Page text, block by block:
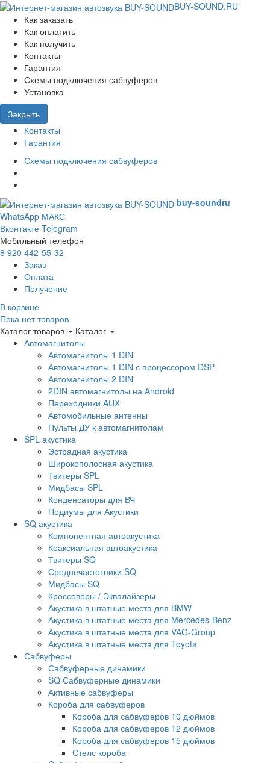
BUY-SOUND.RU
Как заказать
Как оплатить
Как получить
Контакты
Гарантия
Схемы подключения сабвуферов
Установка
Закрыть
Контакты
Гарантия
Схемы подключения сабвуферов
buy-soundru
WhatsApp МАКС
Вконтакте Telegram
Мобильный телефон
8 920 442-55-32
Заказ
Оплата
Получение
В корзине
Пока нет товаров
Каталог товаров
Каталог
Автомагнитолы
Автомагнитолы 1 DIN
Автомагнитолы 1 DIN с процессором DSP
Автомагнитолы 2 DIN
2DIN автомагнитолы на Android
Переходники AUX
Автомобильные антенны
Пульты ДУ к автомагнитолам
SPL акустика
Эстрадная акустика
Широкополосная акустика
Твитеры SPL
Мидбасы SPL
Конденсаторы для ВЧ
Подиумы для Акустики
SQ акустика
Компонентная автоакустика
Коаксиальная автоакустика
Твитеры SQ
Среднечастотники SQ
Мидбасы SQ
Кроссоверы / Эквалайзеры
Акустика в штатные места для BMW
Акустика в штатные места для Mercedes-Benz
Акустика в штатные места для VAG-Group
Акустика в штатные места для Toyota
Сабвуферы
Сабвуферные динамики
SQ Сабвуферные динамики
Активные сабвуферы
Короба для сабвуферов
Короба для сабвуферов 10 дюймов
Короба для сабвуферов 12 дюймов
Короба для сабвуферов 15 дюймов
Стелс короба